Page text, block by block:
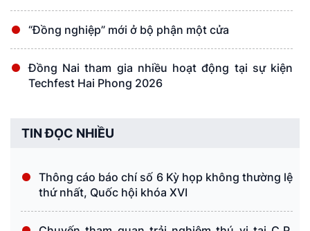
“Đồng nghiệp” mới ở bộ phận một cửa
Đồng Nai tham gia nhiều hoạt động tại sự kiện
Techfest Hai Phong 2026
TIN ĐỌC NHIỀU
Thông cáo báo chí số 6 Kỳ họp không thường lệ
thứ nhất, Quốc hội khóa XVI